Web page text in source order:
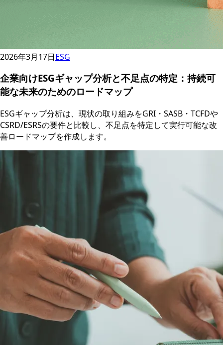
2026年3月17日ESG
企業向けESGギャップ分析と不足点の特定：持続可
能な未来のためのロードマップ
ESGギャップ分析は、現状の取り組みをGRI・SASB・TCFDや
CSRD/ESRSの要件と比較し、不足点を特定して実行可能な改
善ロードマップを作成します。